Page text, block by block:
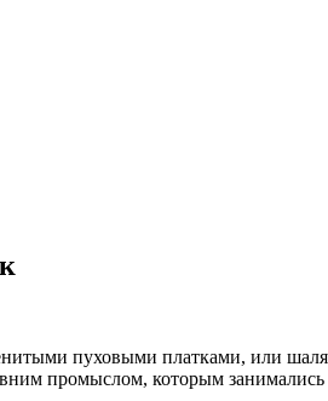
пуховыми платками, или
промыслом, которым